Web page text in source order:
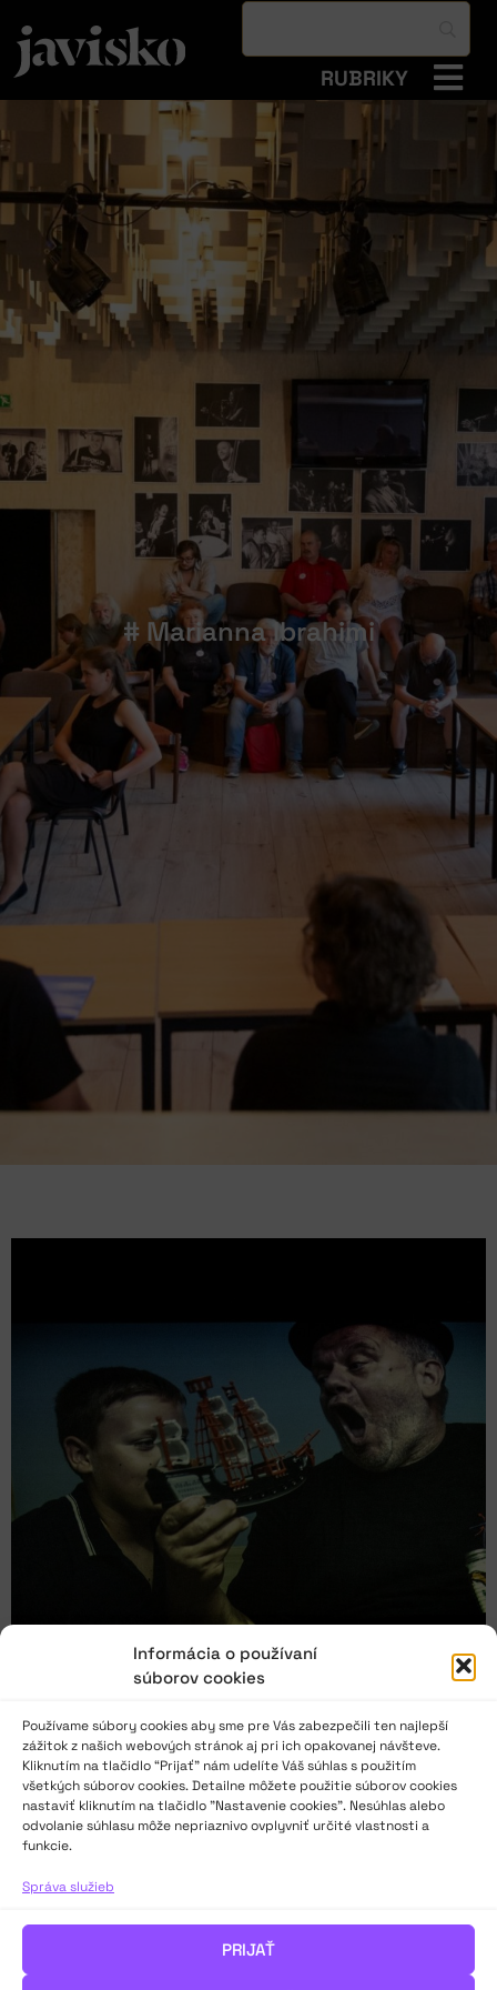
Informácia o používaní
súborov cookies
Používame súbory cookies aby sme pre Vás zabezpečili ten najlepší
zážitok z našich webových stránok aj pri ich opakovanej návšteve.
Kliknutím na tlačidlo “Prijať” nám udelíte Váš súhlas s použitím
všetkých súborov cookies. Detailne môžete použitie súborov cookies
nastaviť kliknutím na tlačidlo "Nastavenie cookies". Nesúhlas alebo
odvolanie súhlasu môže nepriaznivo ovplyvniť určité vlastnosti a
funkcie.
Správa služieb
PRIJAŤ
RUBRIKY
# Marianna Ibrahimi
Magický seminár Píšeš? Píšem! v Kovačici
14. ročník seminára Píšeš? Píšem! v Kovačici je za dverami.
Štefan Jurča sa seminára zúčastnil po dvadsiatich rokoch. Aký
Pôtoň, a aký v roku 2024, keď bol spolulektorom a blogerom
Marianna Ibrahimi sa zúčastnila na seminári v roku 2023 a